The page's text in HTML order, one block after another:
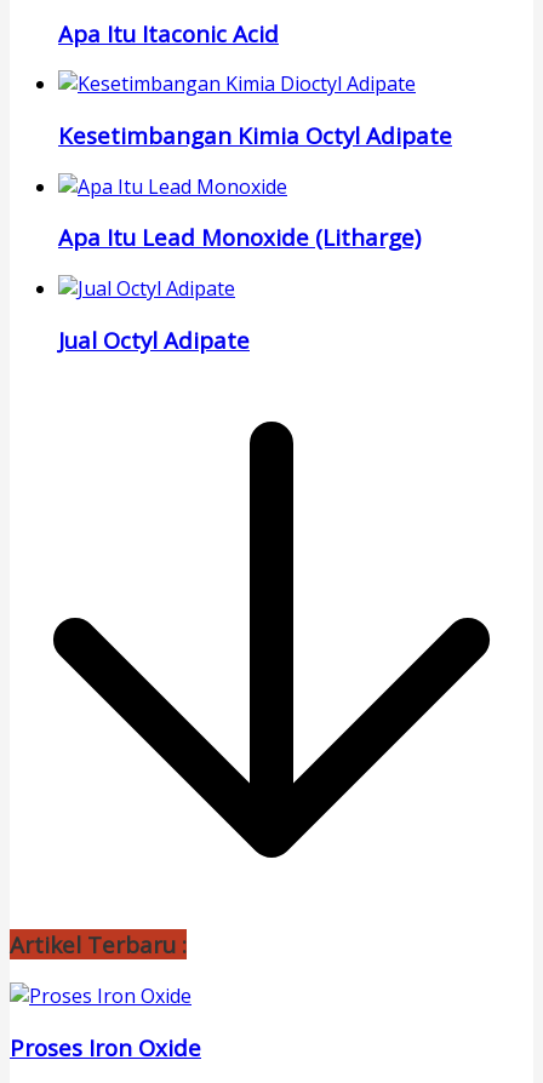
Apa Itu Itaconic Acid
Kesetimbangan Kimia Octyl Adipate
Apa Itu Lead Monoxide (Litharge)
Jual Octyl Adipate
Artikel Terbaru :
Proses Iron Oxide